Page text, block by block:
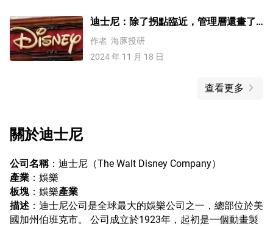
迪士尼：除了拐點臨近，管理層還畫了
個三年 “大餅”
作者 海豚投研
2024 年 11 月 18 日
查看更多
關於迪士尼
公司名稱：迪士尼（The Walt Disney Company）
產業 ：娛樂
板塊 ：娛樂產業
描述 ：迪士尼公司是全球最大的娛樂公司之一，總部位於美
國加州伯班克市。 公司成立於1923年，起初是一個動畫製